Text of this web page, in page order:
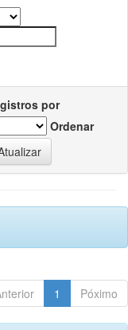
por
Ordenar
1 Póximo